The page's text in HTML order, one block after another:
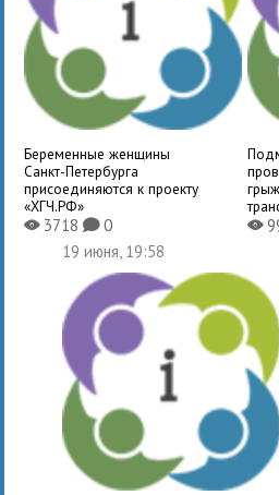
Беременные женщины
Санкт-Петербурга
присоединяются к проекту
«ХГЧ.РФ»
X3718K0
X
19 июня, 19:58